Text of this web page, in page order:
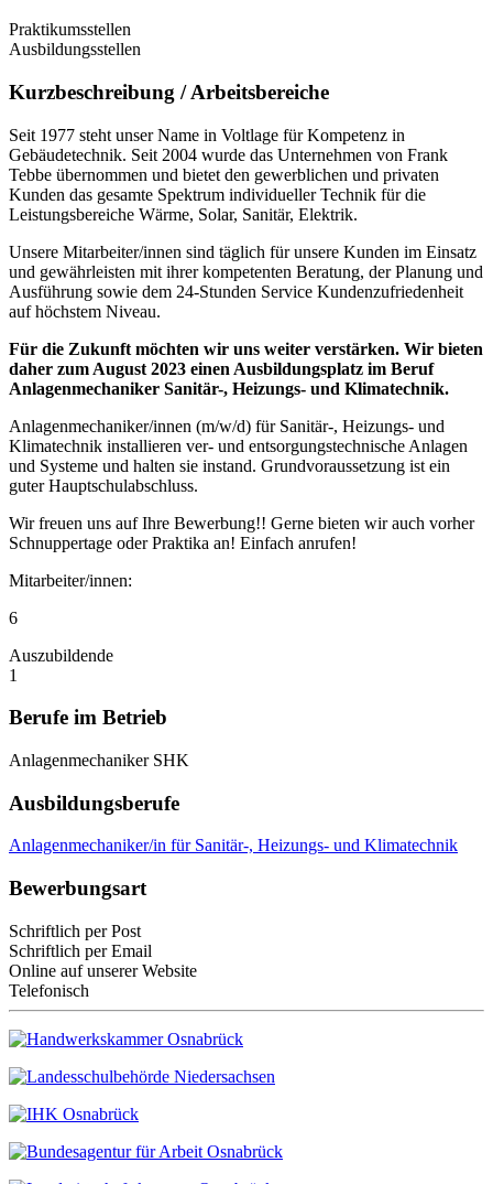
Praktikumsstellen
Ausbildungsstellen
Kurzbeschreibung / Arbeitsbereiche
Seit 1977 steht unser Name in Voltlage für Kompetenz in
Gebäudetechnik. Seit 2004 wurde das Unternehmen von Frank
Tebbe übernommen und bietet den gewerblichen und privaten
Kunden das gesamte Spektrum individueller Technik für die
Leistungsbereiche Wärme, Solar, Sanitär, Elektrik.
Unsere Mitarbeiter/innen sind täglich für unsere Kunden im Einsatz
und gewährleisten mit ihrer kompetenten Beratung, der Planung und
Ausführung sowie dem 24-Stunden Service Kundenzufriedenheit
auf höchstem Niveau.
Für die Zukunft möchten wir uns weiter verstärken. Wir bieten
daher zum August 2023 einen Ausbildungsplatz im Beruf
Anlagenmechaniker Sanitär-, Heizungs- und Klimatechnik.
Anlagenmechaniker/innen (m/w/d) für Sanitär-, Heizungs- und
Klimatechnik installieren ver- und entsorgungstechnische Anlagen
und Systeme und halten sie instand. Grundvoraussetzung ist ein
guter Hauptschulabschluss.
Wir freuen uns auf Ihre Bewerbung!! Gerne bieten wir auch vorher
Schnuppertage oder Praktika an! Einfach anrufen!
Mitarbeiter/innen:
6
Auszubildende
1
Berufe im Betrieb
Anlagenmechaniker SHK
Ausbildungsberufe
Anlagenmechaniker/in für Sanitär-, Heizungs- und Klimatechnik
Bewerbungsart
Schriftlich per Post
Schriftlich per Email
Online auf unserer Website
Telefonisch